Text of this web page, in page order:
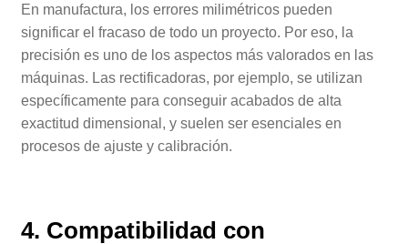
En manufactura, los errores milimétricos pueden
significar el fracaso de todo un proyecto. Por eso, la
precisión es uno de los aspectos más valorados en las
máquinas. Las rectificadoras, por ejemplo, se utilizan
específicamente para conseguir acabados de alta
exactitud dimensional, y suelen ser esenciales en
procesos de ajuste y calibración.
4. Compatibilidad con